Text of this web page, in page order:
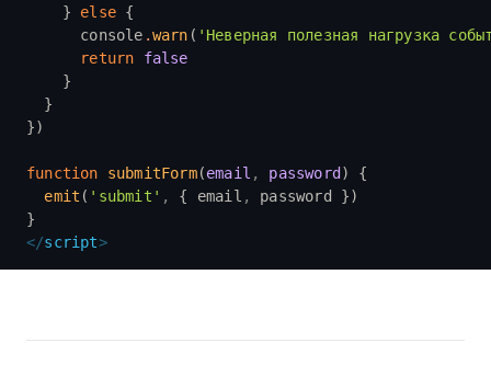
    }
else {
      console
.warn ( 'Неверная полезная нагрузка
      return
false
    }
  }
})
function submitForm(email , password ) {
  emit
( 'submit' , { email ,
password })
}
</script>